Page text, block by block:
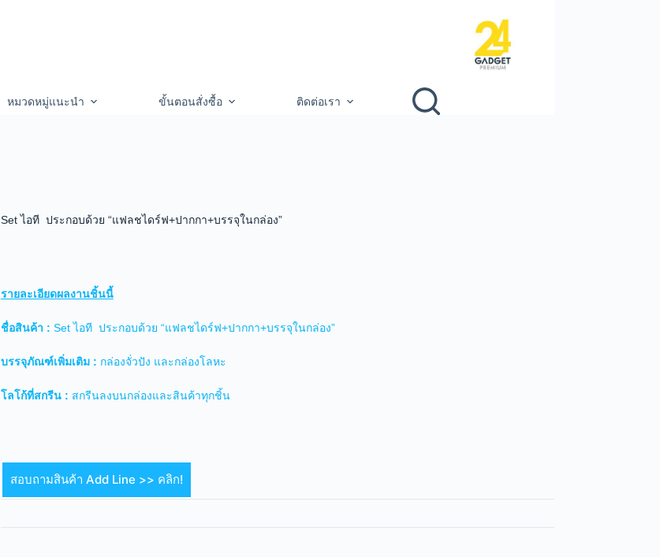
หมวดหมู่แนะนำ ขั้นตอนสั่งซื้อ ติดต่อเรา
Set ไอที ประกอบด้วย “แฟลชไดร์ฟ+ปากกา+บรรจุในกล่อง”
รายละเอียดผลงานชิ้นนี้
ชื่อสินค้า : Set ไอที ประกอบด้วย “แฟลชไดร์ฟ+ปากกา+บรรจุในกล่อง”
บรรจุภัณฑ์เพิ่มเติม : กล่องจั่วปัง และกล่องโลหะ
โลโก้ที่สกรีน : สกรีนลงบนกล่องและสินค้าทุกชิ้น
สอบถามสินค้า Add Line >> คลิก!